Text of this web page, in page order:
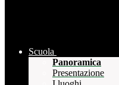
Scuola
Panoramica
Presentazione